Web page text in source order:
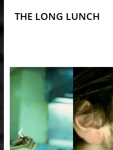
THE LONG LUNCH